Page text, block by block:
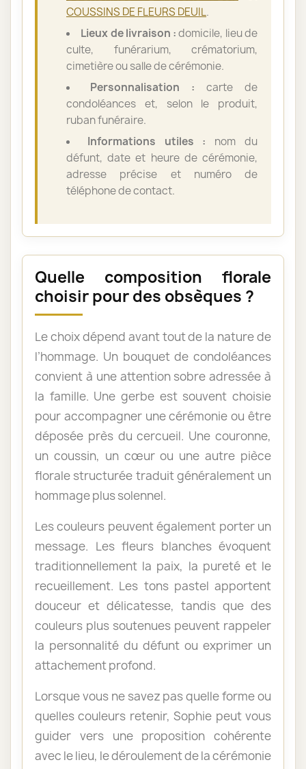
COUSSINS DE FLEURS DEUIL.
Lieux de livraison :domicile, lieu de
culte, funérarium, crématorium,
cimetière ou salle de cérémonie.
Personnalisation : carte de
condoléances et, selon le produit,
ruban funéraire.
Informations utiles : nom du
défunt, date et heure de cérémonie,
adresse précise et numéro de
téléphone de contact.
Quelle composition florale
choisir pour des obsèques ?
Le choix dépend avant tout de la nature de
l’hommage. Un bouquet de condoléances
convient à une attention sobre adressée à
la famille. Une gerbe est souvent choisie
pour accompagner une cérémonie ou être
déposée près du cercueil. Une couronne,
un coussin, un cœur ou une autre pièce
florale structurée traduit généralement un
hommage plus solennel.
Les couleurs peuvent également porter un
message. Les fleurs blanches évoquent
traditionnellement la paix, la pureté et le
recueillement. Les tons pastel apportent
douceur et délicatesse, tandis que des
couleurs plus soutenues peuvent rappeler
la personnalité du défunt ou exprimer un
attachement profond.
Lorsque vous ne savez pas quelle forme ou
quelles couleurs retenir, Sophie peut vous
guider vers une proposition cohérente
avec le lieu, le déroulement de la cérémonie